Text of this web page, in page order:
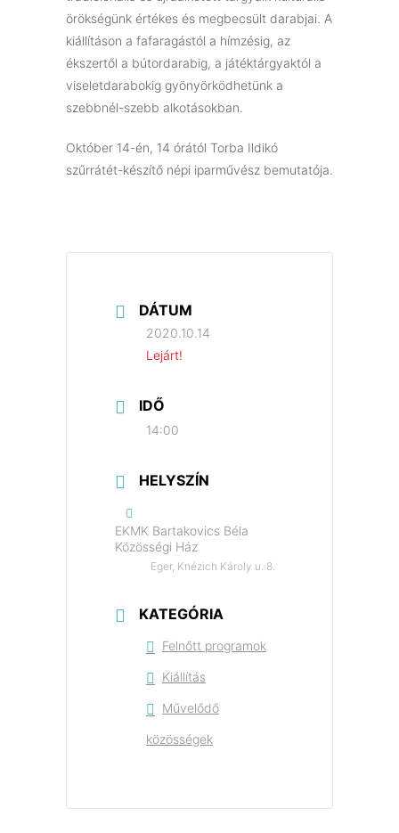
örökségünk értékes és megbecsült darabjai. A
kiállításon a fafaragástól a hímzésig, az
ékszertől a bútordarabig, a játéktárgyaktól a
viseletdarabokig gyönyörködhetünk a
szebbnél-szebb alkotásokban.
Október 14-én, 14 órától Torba Ildikó
szűrrátét-készítő népi iparművész bemutatója.
DÁTUM
2020.10.14
Lejárt!
IDŐ
14:00
HELYSZÍN
EKMK Bartakovics Béla
Közösségi Ház
Eger, Knézich Károly u. 8.
KATEGÓRIA
Felnőtt programok
Kiállítás
Művelődő
közösségek